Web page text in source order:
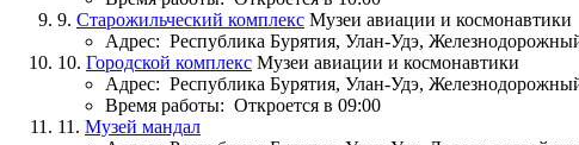
9. Старожильческий комплекс Музеи авиации и космонавтики
Адрес: Республика Бурятия, Улан-Удэ,
10. Городской комплекс Музеи авиации и космонавтики
Адрес: Республика Бурятия, Улан-Удэ,
Время работы: Откроется в 09:00
11. Музей мандал